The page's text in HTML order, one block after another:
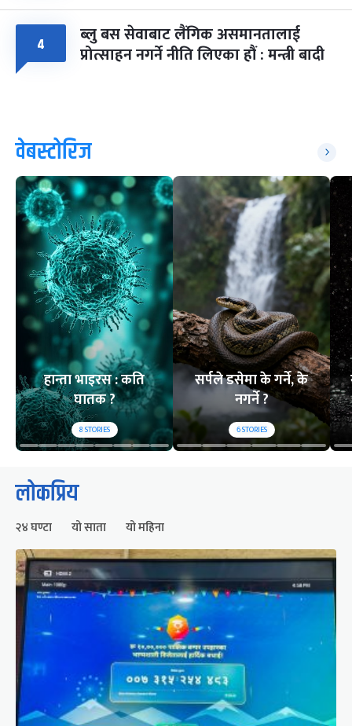
४ ब्लु बस सेवाबाट लैंगिक असमानतालाई
प्रोत्साहन नगर्ने नीति लिएका हौं : मन्त्री बादी
वेबस्टोरिज
हान्ता भाइरस : कति
घातक ?
8STORIES
सर्पले डसेमा के गर्ने, के
नगर्ने ?
6STORIES
लोकप्रिय
२४ घण्टा यो साता यो महिना